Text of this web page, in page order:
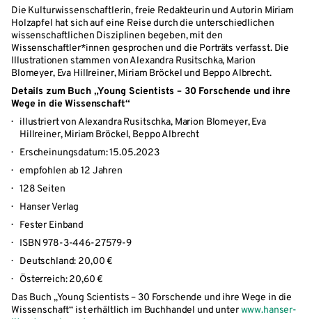
Die Kulturwissenschaftlerin, freie Redakteurin und Autorin Miriam
Holzapfel hat sich auf eine Reise durch die unterschiedlichen
wissenschaftlichen Disziplinen begeben, mit den
Wissenschaftler*innen gesprochen und die Porträts verfasst. Die
Illustrationen stammen von Alexandra Rusitschka, Marion
Blomeyer, Eva Hillreiner, Miriam Bröckel und Beppo Albrecht.
Details zum Buch „Young Scientists – 30 Forschende und ihre
Wege in die Wissenschaft“
illustriert von Alexandra Rusitschka, Marion Blomeyer, Eva
Hillreiner, Miriam Bröckel, Beppo Albrecht
Erscheinungsdatum: 15.05.2023
empfohlen ab 12 Jahren
128 Seiten
Hanser Verlag
Fester Einband
ISBN 978-3-446-27579-9
Deutschland: 20,00 €
Österreich: 20,60 €
Das Buch „Young Scientists – 30 Forschende und ihre Wege in die
Wissenschaft“ ist erhältlich im Buchhandel und unterwww.hanser-